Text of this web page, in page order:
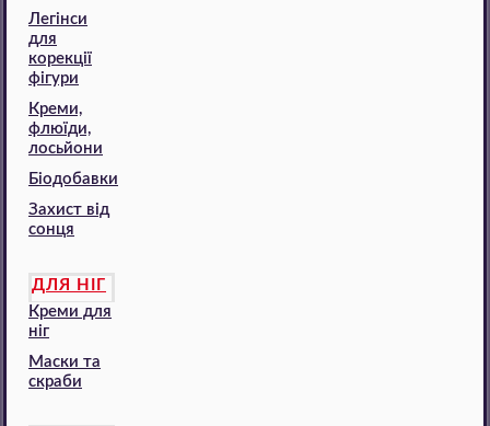
Легінси
для
корекції
фігури
Креми,
флюїди,
лосьйони
Біодобавки
Захист від
сонця
ДЛЯ НІГ
Креми для
ніг
Маски та
скраби